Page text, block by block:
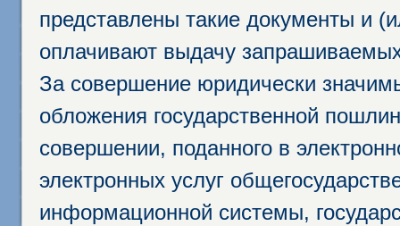
представлены такие документы и
оплачивают выдачу
За совершение юридически
обложения государственной
совершении, поданного в
электронных услуг
информационной системы,